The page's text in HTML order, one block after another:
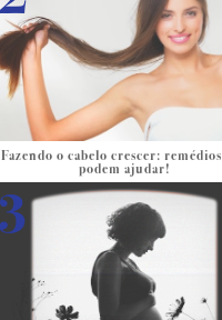
Fazendo o cabelo crescer:
podem ajudar!